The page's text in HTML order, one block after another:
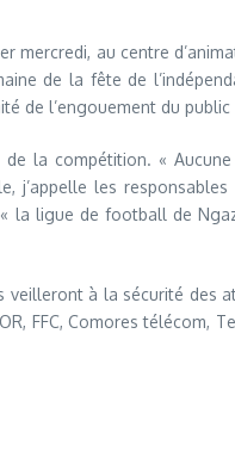
mercredi, au centre
de la fête de
de l’engouement du
la compétition. «
j’appelle les
la ligue de football de
veilleront à la sécurité des
FFC, Comores télécom,